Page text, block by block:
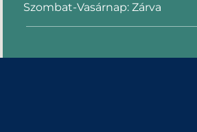
Szombat-Vasárnap: Zárva